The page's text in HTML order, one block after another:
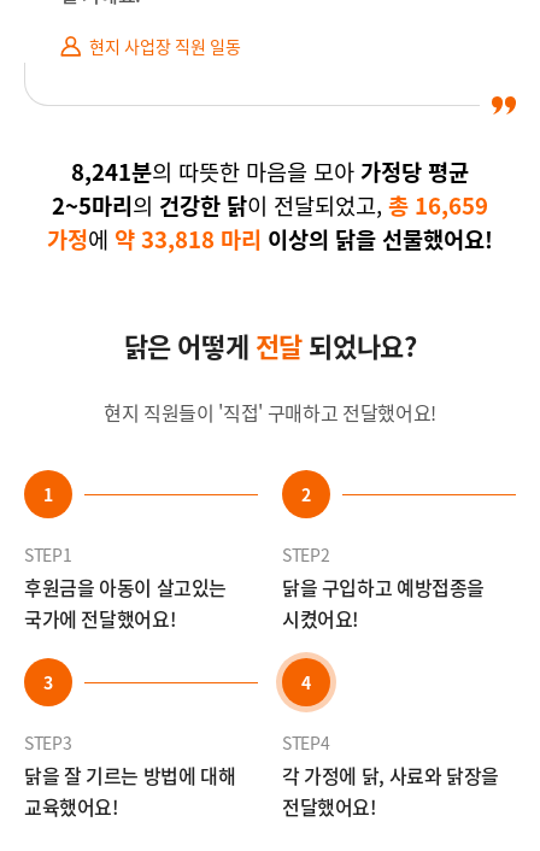
현지 사업장 직원 일동
8,241분의 따뜻한 마음을 모아 가정당 평균
2~5마리의 건강한 닭이 전달되었고, 총 16,659
가정에 약 33,818 마리 이상의 닭을 선물했어요!
닭은 어떻게 전달되었나요?
현지 직원들이 '직접' 구매하고 전달했어요!
1
STEP1
후원금을 아동이 살고있는
국가에 전달했어요!
2
STEP2
닭을 구입하고 예방접종을
시켰어요!
3
STEP3
닭을 잘 기르는 방법에 대해
교육했어요!
4
STEP4
각 가정에 닭, 사료와 닭장을
전달했어요!